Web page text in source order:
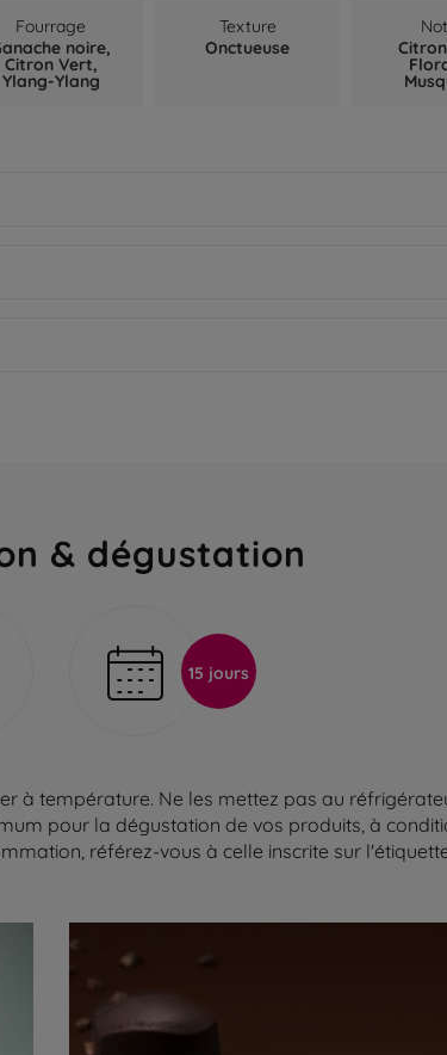
Fourrage
noire,
Citron Vert,
Ylang-Ylang
Texture
Onctueuse
& dégustation
15 jours
à température. Ne les mettez pas au
pour la dégustation de vos produits, à
référez-vous à celle inscrite sur